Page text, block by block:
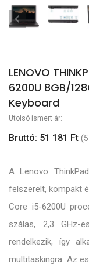
LENOVO
6200U 8GB/
Keyboard
Utolsó ismert ár:
Bruttó: 51 181 Ft
A Lenovo
felszerelt, kompakt
Core i5-6200U
szálas, 2,3 GHz-
rendelkezik, így
multitaskingra. Az